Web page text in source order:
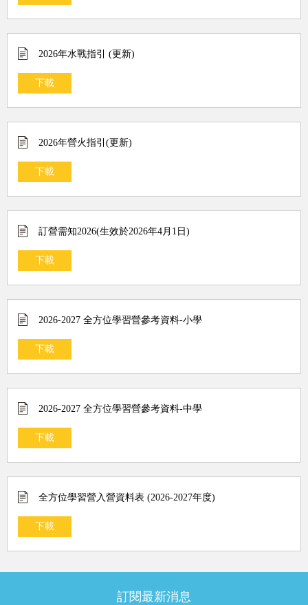
2026年水戰指引 (更新)
下載
2026年營火指引(更新)
下載
訂營需知2026(生效於2026年4月1日)
下載
2026-2027 全方位學習營參考資料-小學
下載
2026-2027 全方位學習營參考資料-中學
下載
全方位學習營入營資料表 (2026-2027年度)
下載
訂閱最新消息